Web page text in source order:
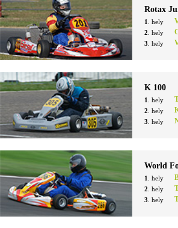
Rotax
1 . hely
2 . hely
3 . hely
K 100
1 . hely
2 . hely
3 . hely
World
1 . hely
2 . hely
3 . hely